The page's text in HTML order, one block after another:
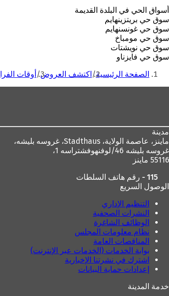
أسواق الحي في البلدة القديمة
سوق حي بريتزينهايم
سوق حي غونسنهايم
سوق حي مومباخ
سوق حي نويشتات
سوق حي فايزناو
أنت الصفحة الرئيسية اكتشف العروض أوقات
مدينة
ماينز، عاصمة الولاية،
غروسه بليشه 46/لوفنهوفشتراسه 1،
55116 ماينز
115 - رقم هاتف السلطات
الوصول السريع
التنظيم الإداري
النشرات الصحفية
الوظائف الشاغرة
نظام معلومات المجلس
المناقصات العامة
بوابة الخدمات (الخدمات عبر الإنترنت)
اشترك في نشرتنا الإخبارية
إعدادات حماية البيانات
خدمة المدينة